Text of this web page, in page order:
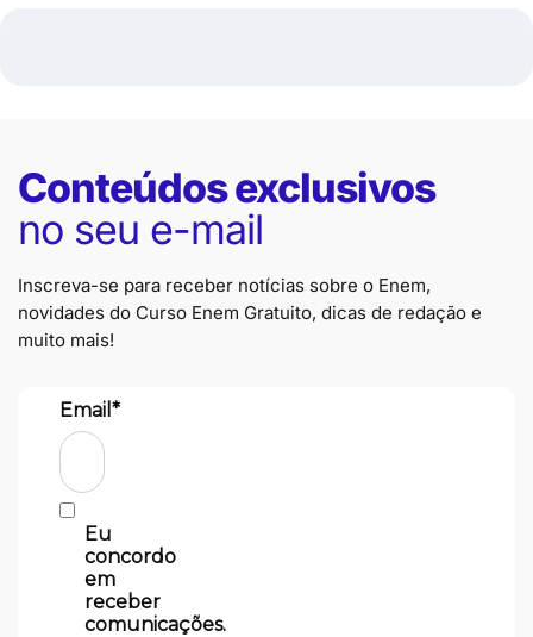
Conteúdos exclusivos
no seu e-mail
Inscreva-se para receber notícias sobre o Enem,
novidades do Curso Enem Gratuito, dicas de redação e
muito mais!
Email*
Eu
concordo
em
receber
comunicações.